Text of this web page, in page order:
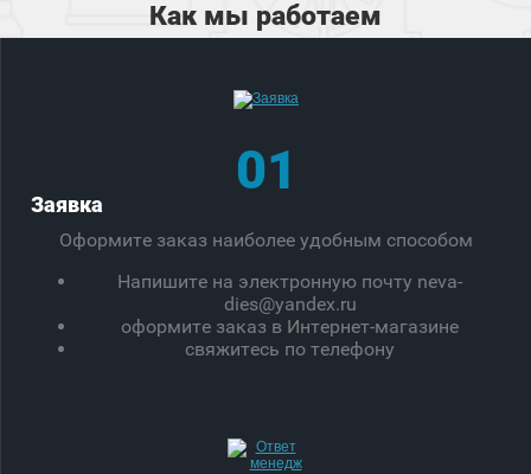
Как мы работаем
01
Заявка
Оформите заказ наиболее удобным способом
Напишите на электронную почту neva-
dies@yandex.ru
оформите заказ в Интернет-магазине
свяжитесь по телефону